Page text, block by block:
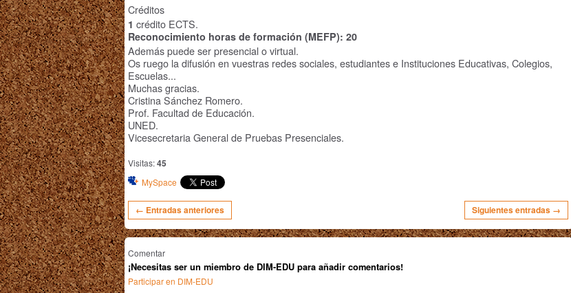
Créditos
1 crédito ECTS.
Reconocimiento horas de formación (MEFP): 20
Además puede ser presencial o virtual.
Os ruego la difusión en vuestras redes sociales, estudiantes e Instituciones Educativas, Colegios,
Escuelas...
Muchas gracias.
Cristina Sánchez Romero.
Prof. Facultad de Educación.
UNED.
Vicesecretaria General de Pruebas Presenciales.
Visitas:45
MySpace
← Entradas anteriores Siguientes entradas →
Comentar
¡Necesitas ser un miembro de DIM-EDU para añadir comentarios!
Participar en DIM-EDU